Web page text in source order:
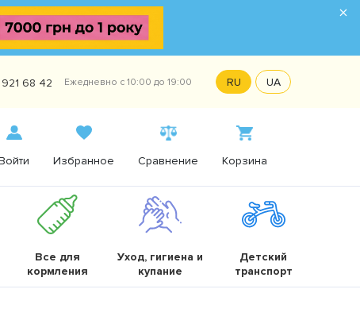
×
68 42 Ежедневно с 10:00 до 19:00 RU UA
Избранное Сравнение Корзина
Все для
кормления
Уход, гигиена и
купание
Детский
транспорт